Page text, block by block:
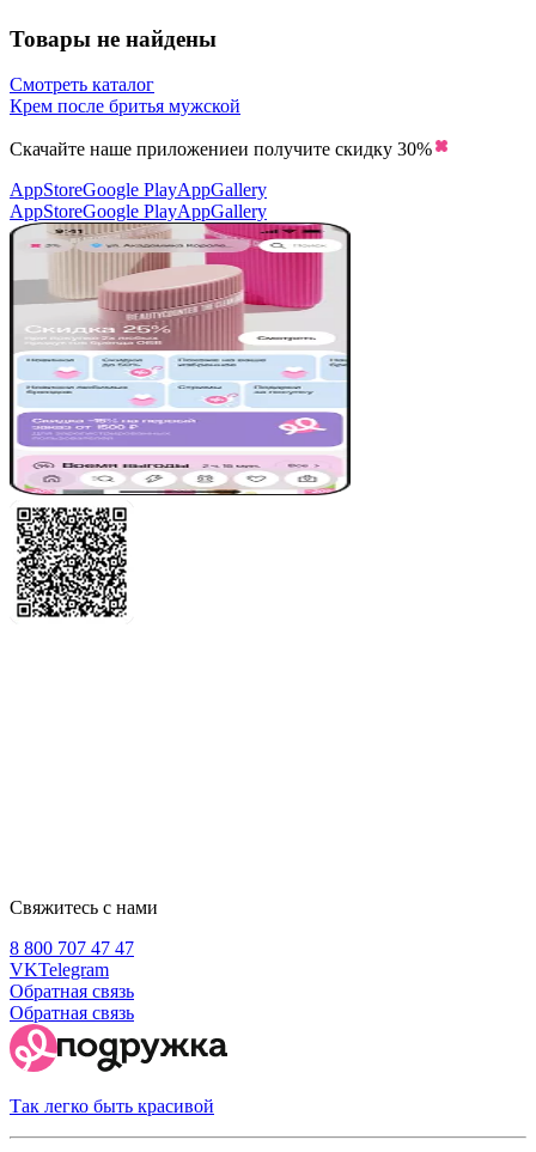
Товары не найдены
Смотреть каталог
Крем после бритья мужской
Скачайте наше приложениеи получите скидку 30%
AppStoreGoogle PlayAppGallery
AppStoreGoogle PlayAppGallery
Свяжитесь с нами
8 800 707 47 47
VKTelegram
Обратная связь
Обратная связь
Так легко быть красивой